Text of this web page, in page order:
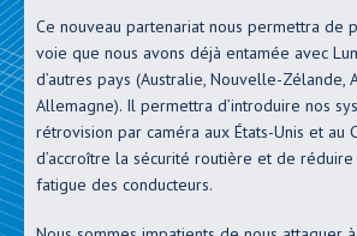
Ce nouveau partenariat nous permettra de
voie que nous avons déjà entamée avec
d’autres pays (Australie, Nouvelle-Zélande,
Allemagne). Il permettra d’introduire nos
rétrovision par caméra aux États-Unis et au
d’accroître la sécurité routière et de
fatigue des conducteurs.